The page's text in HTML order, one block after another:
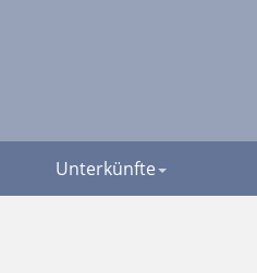
Unterkünfte